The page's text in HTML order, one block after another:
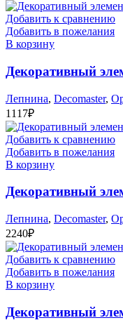
Добавить к сравнению
Добавить в пожелания
В корзину
Декоративный
Лепнина, Decomaster,
1117₽
Добавить к сравнению
Добавить в пожелания
В корзину
Декоративный
Лепнина, Decomaster,
2240₽
Добавить к сравнению
Добавить в пожелания
В корзину
Декоративный